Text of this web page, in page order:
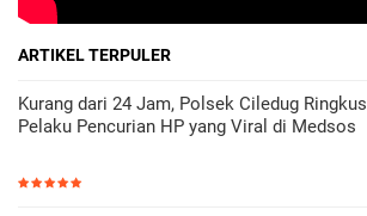
ARTIKEL TERPULER
Kurang dari 24 Jam, Polsek Ciledug Ringkus
Pelaku Pencurian HP yang Viral di Medsos